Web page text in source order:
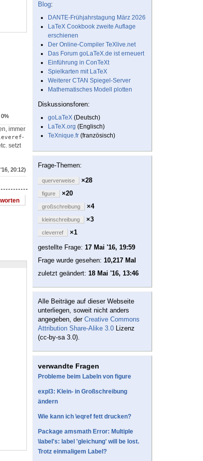
0%
immer
-
setzt
20:12)
Blog:
DANTE-Frühjahrstagung März 2026
LaTeX Cookbook zweite Auflage
erschienen
Der Online-Compiler TeXlive.net
Das Forum goLaTeX.de ist erneuert
Einführung in ConTeXt
Spielkarten mit LaTeX
Weiterer CTAN Spiegel-Server
Mathematisches Modell plotten
Diskussionsforen:
goLaTeX (Deutsch)
LaTeX.org (Englisch)
TeXnique.fr (französisch)
Frage-Themen:
querverweise ×28
figure ×20
großschreibung ×4
kleinschreibung ×3
cleverref
×1
gestellte Frage: 17 Mai '16, 19:59
Frage wurde gesehen: 10,217 Mal
zuletzt geändert: 18 Mai '16, 13:46
Alle Beiträge auf dieser Webseite
unterliegen, soweit nicht anders
angegeben, der Creative Commons
Attribution Share-Alike 3.0 Lizenz
(cc-by-sa 3.0).
verwandte Fragen
Probleme beim Labeln von figure
expl3: Klein- in Großschreibung
ändern
Wie kann ich \eqref fett drucken?
Package amsmath Error: Multiple
\label's: label 'gleichung' will be lost.
Trotz einmaligem Label?